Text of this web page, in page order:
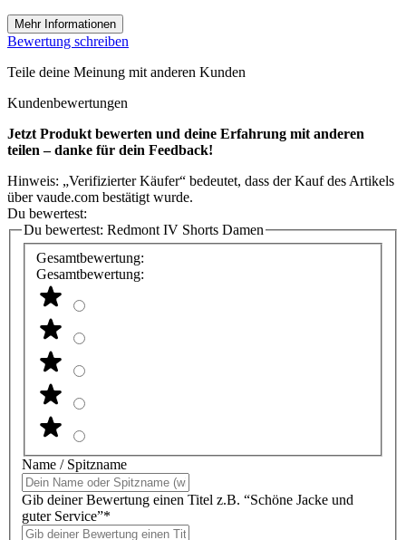
Mehr Informationen
Bewertung schreiben
Teile deine Meinung mit anderen Kunden
Kundenbewertungen
Jetzt Produkt bewerten und deine Erfahrung mit anderen
teilen – danke für dein Feedback!
Hinweis: „Verifizierter Käufer“ bedeutet, dass der Kauf des Artikels
über vaude.com bestätigt wurde.
Du bewertest:
Du bewertest: Redmont IV Shorts Damen
Gesamtbewertung:
Gesamtbewertung:
Name / Spitzname
Gib deiner Bewertung einen Titel z.B. “Schöne Jacke und
guter Service”*